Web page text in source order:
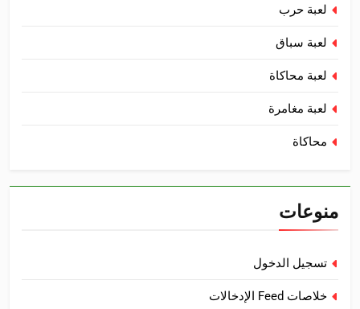
لعبة حرب
لعبة سباق
لعبة محاكاة
لعبة مغامرة
محاكاة
منوعات
تسجيل الدخول
خلاصات Feed الإدخالات